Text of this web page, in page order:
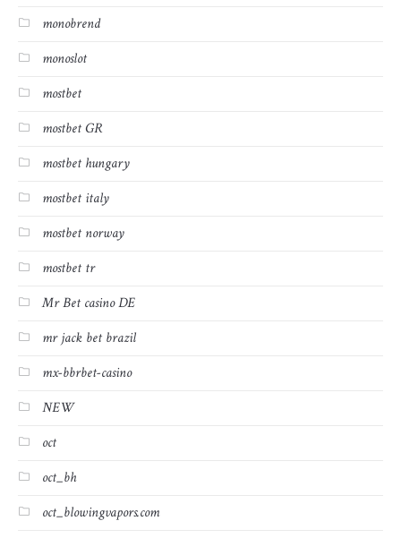
monobrend
monoslot
mostbet
mostbet GR
mostbet hungary
mostbet italy
mostbet norway
mostbet tr
Mr Bet casino DE
mr jack bet brazil
mx-bbrbet-casino
NEW
oct
oct_bh
oct_blowingvapors.com